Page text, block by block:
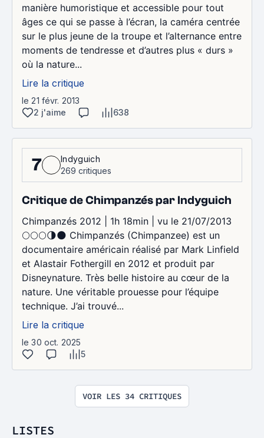
manière humoristique et accessible pour tout
âges ce qui se passe à l’écran, la caméra centrée
sur le plus jeune de la troupe et l’alternance entre
moments de tendresse et d’autres plus « durs »
où la nature...
Lire la critique
le 21 févr. 2013
2 j'aime
638
7
Indyguich
269 critiques
Critique de Chimpanzés par Indyguich
Chimpanzés 2012 | 1h 18min | vu le 21/07/2013
🌕🌕🌕🌗🌑 Chimpanzés (Chimpanzee) est un
documentaire américain réalisé par Mark Linfield
et Alastair Fothergill en 2012 et produit par
Disneynature. Très belle histoire au cœur de la
nature. Une véritable prouesse pour l’équipe
technique. J’ai trouvé...
Lire la critique
le 30 oct. 2025
5
VOIR LES 34 CRITIQUES
LISTES